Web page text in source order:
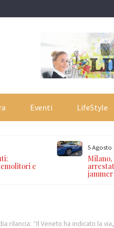
Eventi LifeStyle
e
5 Agosto
Milano,
jammer
rilancia: “Il Veneto ha indicato la